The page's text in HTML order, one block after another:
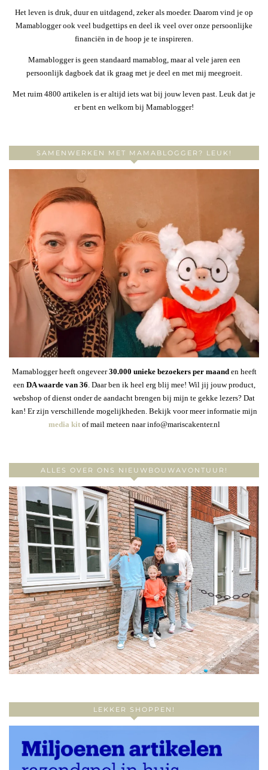
Het leven is druk, duur en uitdagend, zeker als moeder. Daarom vind je op
Mamablogger ook veel budgettips en deel ik veel over onze persoonlijke
financiën in de hoop je te inspireren.
Mamablogger is geen standaard mamablog, maar al vele jaren een
persoonlijk dagboek dat ik graag met je deel en met mij meegroeit.
Met ruim 4800 artikelen is er altijd iets wat bij jouw leven past. Leuk dat je
er bent en welkom bij Mamablogger!
SAMENWERKEN MET MAMABLOGGER? LEUK!
Mamablogger heeft ongeveer30.000 unieke bezoekers per maanden heeft
een DA waarde van 36 . Daar ben ik heel erg blij mee! Wil jij jouw product,
webshop of dienst onder de aandacht brengen bij mijn te gekke lezers? Dat
kan! Er zijn verschillende mogelijkheden. Bekijk voor meer informatie mijn
media kitof mail meteen naar info@mariscakenter.nl
ALLES OVER ONS NIEUWBOUWAVONTUUR!
LEKKER SHOPPEN!